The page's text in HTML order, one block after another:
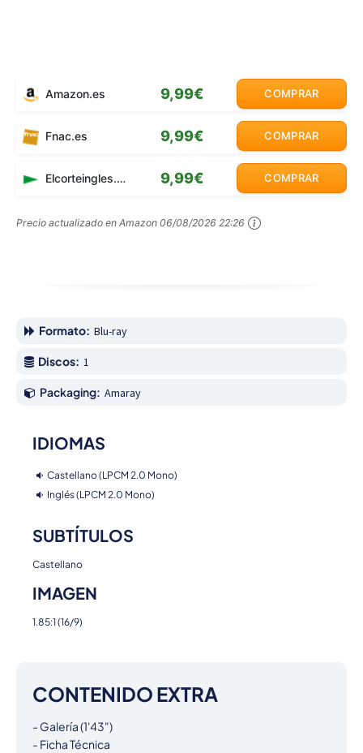
Amazon.es 9,99€ COMPRAR
Fnac.es 9,99€ COMPRAR
Elcorteingles.es 9,99€ COMPRAR
Precio actualizado en Amazon 06/08/2026 22:26
Formato: Blu-ray
Discos: 1
Packaging: Amaray
IDIOMAS
Castellano (LPCM 2.0 Mono)
Inglés (LPCM 2.0 Mono)
SUBTÍTULOS
Castellano
IMAGEN
1.85:1 (16/9)
CONTENIDO EXTRA
- Galería (1'43")
- Ficha Técnica